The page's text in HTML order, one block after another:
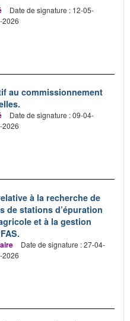
Date de signature : 12-05-
2026
au commissionnement
Date de signature : 09-04-
2026
à la recherche de
de stations d’épuration
et à la gestion
Date de signature : 27-04-
2026